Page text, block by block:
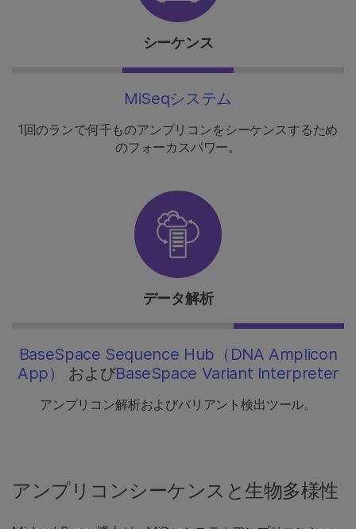
シーケンス
MiSeqシステム
1回のランで何千ものアンプリコンをシーケンスするため
のフォーカスパワー。
データ解析
BaseSpace Sequence Hub（DNA Amplicon
App）
およびBaseSpace Variant Interpreter
アンプリコン解析およびバリアント検出ツール。
アンプリコンシーケンスと生物多様性